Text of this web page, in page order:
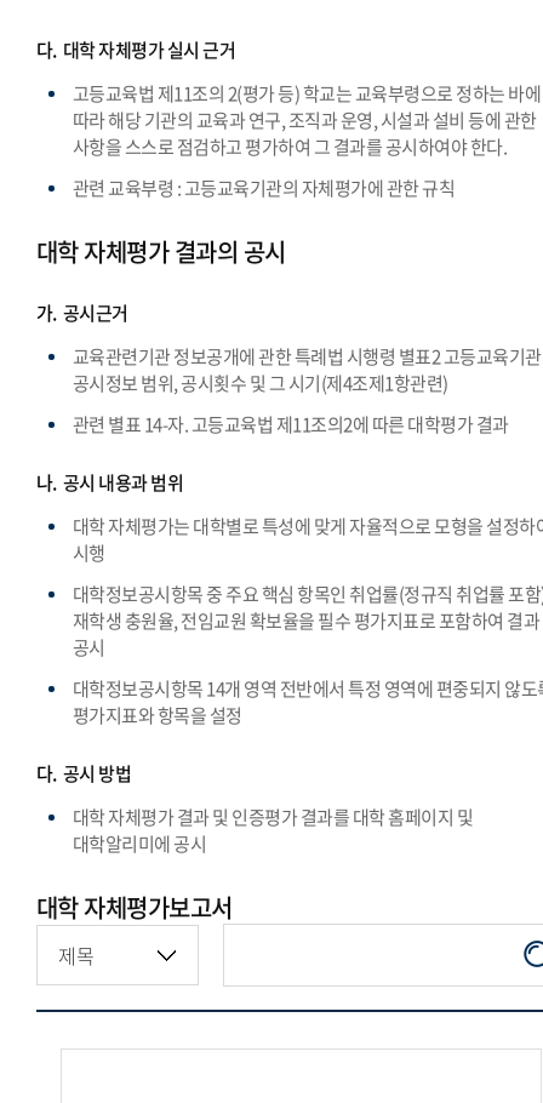
다. 대학 자체평가 실시 근거
고등교육법 제11조의 2(평가 등) 학교는 교육부령으로 정하는 바에
따라 해당 기관의 교육과 연구, 조직과 운영, 시설과 설비 등에 관한
사항을 스스로 점검하고 평가하여 그 결과를 공시하여야 한다.
관련 교육부령 : 고등교육기관의 자체평가에 관한 규칙
대학 자체평가 결과의 공시
가. 공시근거
교육관련기관 정보공개에 관한 특례법 시행령 별표2 고등교육기
공시정보 범위, 공시횟수 및 그 시기(제4조제1항관련)
관련 별표 14-자. 고등교육법 제11조의2에 따른 대학평가 결과
나. 공시 내용과 범위
대학 자체평가는 대학별로 특성에 맞게 자율적으로 모형을 설정하
시행
대학정보공시항목 중 주요 핵심 항목인 취업률(정규직 취업률 포
재학생 충원율, 전임교원 확보율을 필수 평가지표로 포함하여 결과
공시
대학정보공시항목 14개 영역 전반에서 특정 영역에 편중되지 않도
평가지표와 항목을 설정
다. 공시 방법
대학 자체평가 결과 및 인증평가 결과를 대학 홈페이지 및
대학알리미에 공시
대학 자체평가보고서